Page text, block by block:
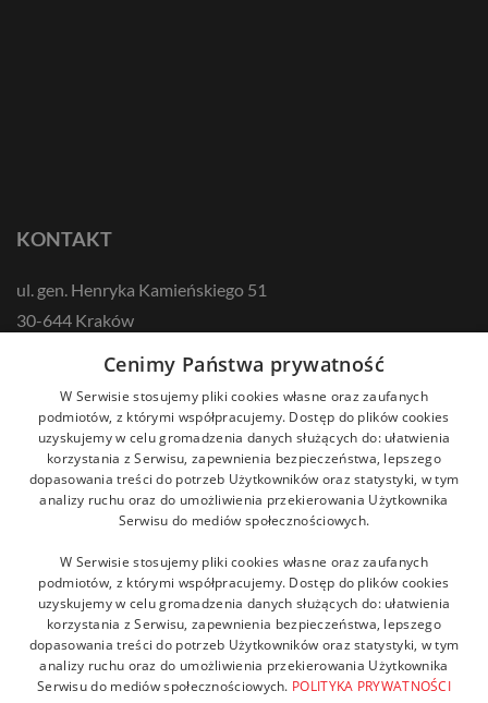
KONTAKT
ul. gen. Henryka Kamieńskiego 51
30-644 Kraków
kontakt@zikodlazdrowia.org
DOWIEDZ SIĘ WIĘCEJ!
Cenimy Państwa prywatność
W Serwisie stosujemy pliki cookies własne oraz zaufanych
podmiotów, z którymi współpracujemy. Dostęp do plików cookies
uzyskujemy w celu gromadzenia danych służących do: ułatwienia
korzystania z Serwisu, zapewnienia bezpieczeństwa, lepszego
dopasowania treści do potrzeb Użytkowników oraz statystyki, w tym
analizy ruchu oraz do umożliwienia przekierowania Użytkownika
Serwisu do mediów społecznościowych.
W Serwisie stosujemy pliki cookies własne oraz zaufanych
podmiotów, z którymi współpracujemy. Dostęp do plików cookies
uzyskujemy w celu gromadzenia danych służących do: ułatwienia
korzystania z Serwisu, zapewnienia bezpieczeństwa, lepszego
dopasowania treści do potrzeb Użytkowników oraz statystyki, w tym
analizy ruchu oraz do umożliwienia przekierowania Użytkownika
Serwisu do mediów społecznościowych. POLITYKA PRYWATNOŚCI